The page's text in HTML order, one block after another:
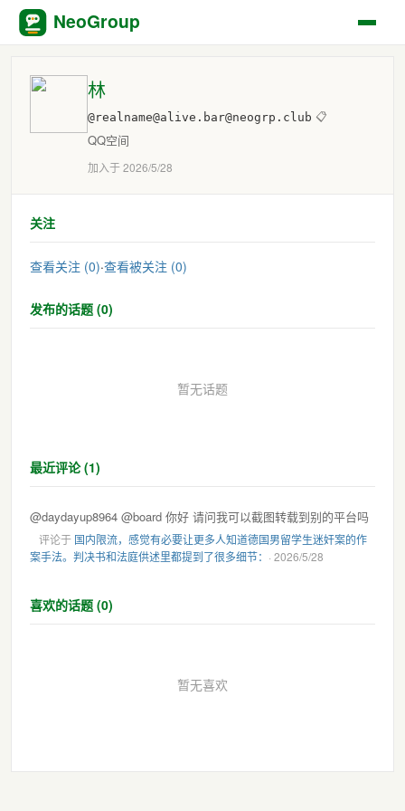
NeoGroup
林
@realname@alive.bar@neogrp.club 📋
QQ空间
加入于 2026/5/28
关注
查看关注 (0)·查看被关注 (0)
发布的话题 (0)
暂无话题
最近评论 (1)
@daydayup8964 @board 你好 请问我可以截图转载到别的平台吗
评论于 国内限流，感觉有必要让更多人知道德国男留学生迷奸案的作
案手法。判决书和法庭供述里都提到了很多细节： · 2026/5/28
喜欢的话题 (0)
暂无喜欢